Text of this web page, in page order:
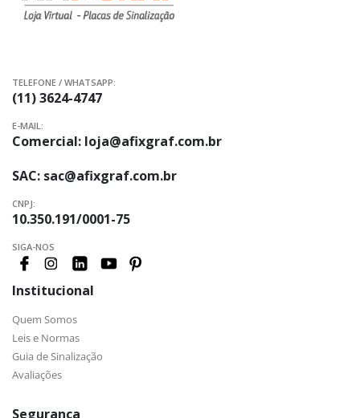
TELEFONE / WHATSAPP:
(11) 3624-4747
E-MAIL:
Comercial: loja@afixgraf.com.br
SAC: sac@afixgraf.com.br
CNPJ:
10.350.191/0001-75
SIGA-NOS
Institucional
Quem Somos
Leis e Normas
Guia de Sinalização
Avaliações
Segurança